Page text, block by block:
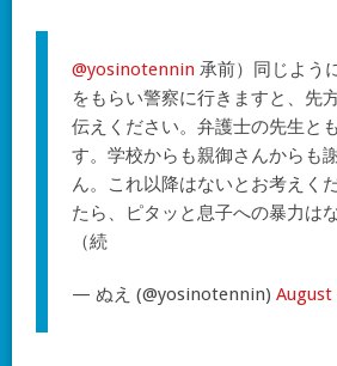
@yosinotennin 承前）同じよう
をもらい警察に行きますと、先
伝えください。弁護士の先生と
す。学校からも親御さんからも
ん。これ以降はないとお考えく
たら、ピタッと息子への暴力は
（続
— ぬえ (@yosinotennin) August